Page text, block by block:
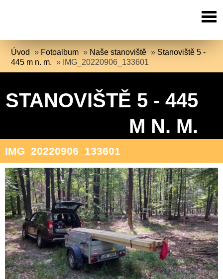
Úvod » Fotoalbum » Naše stanoviště » Stanoviště 5 -
445 m n. m. » IMG_20220906_133601
STANOVIŠTĚ 5 - 445
M N. M.
IMG_20220906_133601